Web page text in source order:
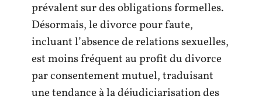
prévalent sur des obligations formelles.
Désormais, le divorce pour faute,
incluant l’absence de relations sexuelles,
est moins fréquent au profit du divorce
par consentement mutuel, traduisant
une tendance à la déjudiciarisation des